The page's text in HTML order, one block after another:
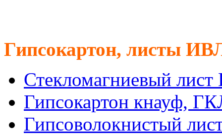
Гипсокартон, листы
Стекломагниевый
Гипсокартон кнауф,
Гипсоволокнистый